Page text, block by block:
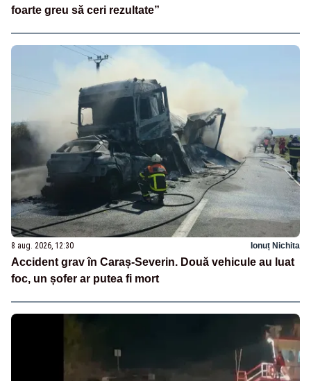
foarte greu să ceri rezultate”
8 aug. 2026, 12:30 Ionuț Nichita
Accident grav în Caraș-Severin. Două vehicule au luat
foc, un șofer ar putea fi mort